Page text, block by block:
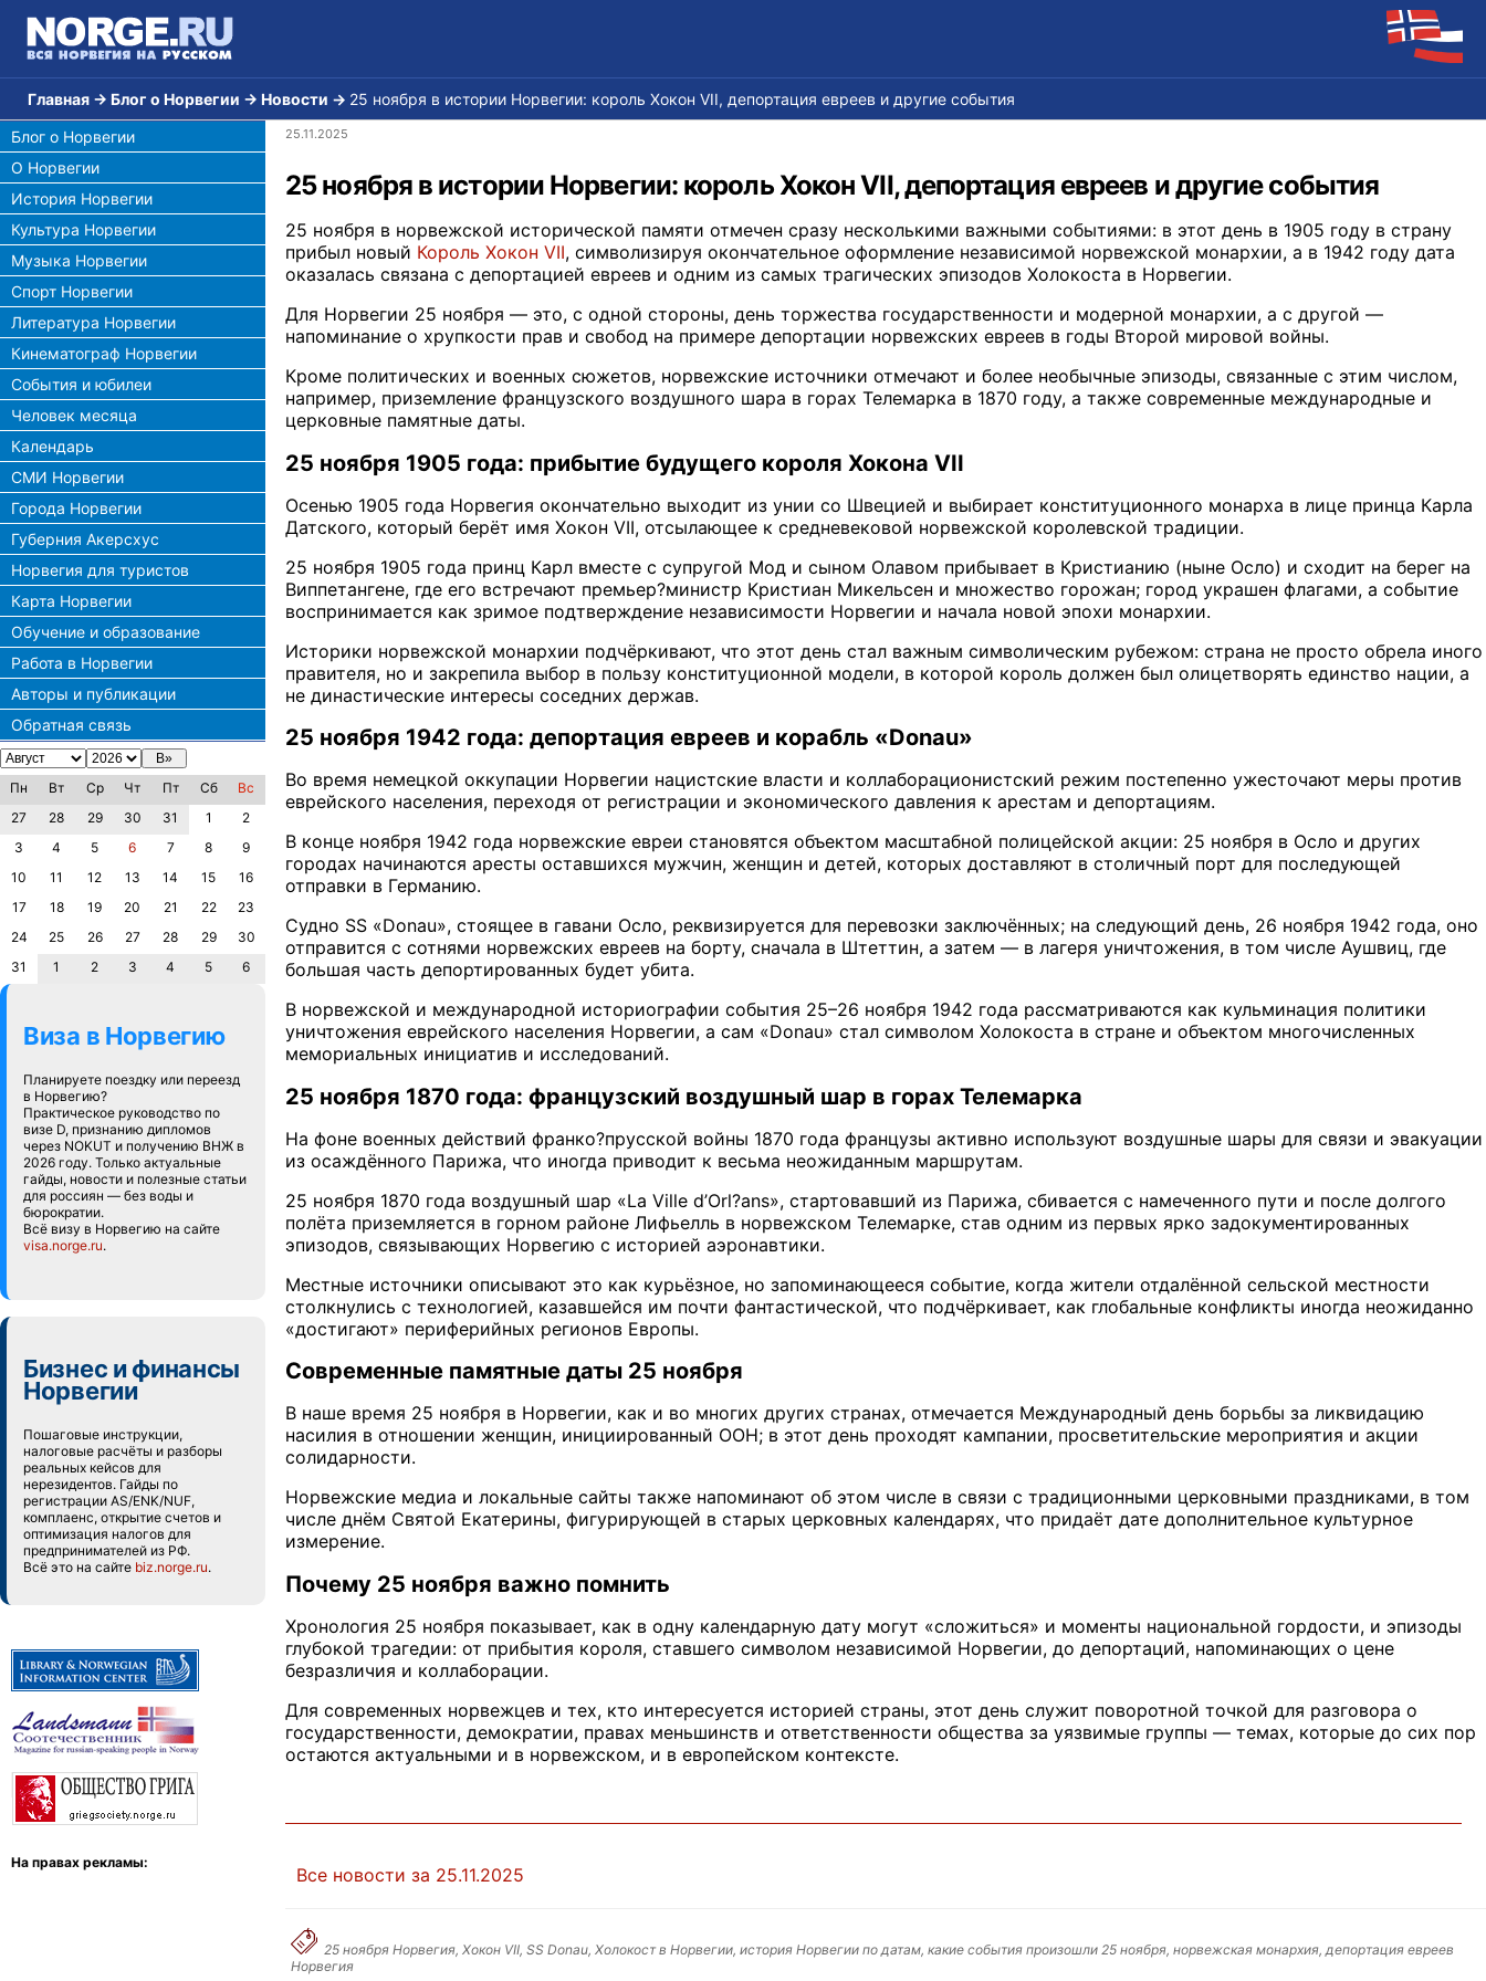
Главная → Блог о Норвегии → Новости → 25 ноября в истории Норвегии: король Хокон VII, депортация евреев и другие события
Блог о Норвегии
О Норвегии
История Норвегии
Культура Норвегии
Музыка Норвегии
Спорт Норвегии
Литература Норвегии
Кинематограф Норвегии
События и юбилеи
Человек месяца
Календарь
СМИ Норвегии
Города Норвегии
Губерния Акерсхус
Норвегия для туристов
Карта Норвегии
Обучение и образование
Работа в Норвегии
Авторы и публикации
Обратная связь
Пн Вт Ср Чт Пт Сб
Вс
27
28 29 30 31 1
2
3
4 5 6 7 8
9
10
11 12 13 14 15
16
17
18 19 20 21 22
23
24
25 26 27 28 29
30
31
1 2 3 4 5 6
Виза в Норвегию
Планируете поездку или переезд
в Норвегию?
Практическое руководство по
визе D, признанию дипломов
через NOKUT и получению ВНЖ в
2026 году. Только актуальные
гайды, новости и полезные статьи
для россиян — без воды и
бюрократии.
Всё визу в Норвегию на сайте
visa.norge.ru.
Бизнес и финансы
Норвегии
Пошаговые инструкции,
налоговые расчёты и разборы
реальных кейсов для
нерезидентов. Гайды по
регистрации AS/ENK/NUF,
комплаенс, открытие счетов и
оптимизация налогов для
предпринимателей из РФ.
Всё это на сайте biz.norge.ru.
На правах рекламы:
25.11.2025
25 ноября в истории Норвегии: король Хокон VII, депортация евреев и другие события
25 ноября в норвежской исторической памяти отмечен сразу несколькими важными событиями: в этот день в 1905 году в страну
прибыл новый Король Хокон VII, символизируя окончательное оформление независимой норвежской монархии, а в 1942 году дата
оказалась связана с депортацией евреев и одним из самых трагических эпизодов Холокоста в Норвегии.
Для Норвегии 25 ноября — это, с одной стороны, день торжества государственности и модерной монархии, а с другой —
напоминание о хрупкости прав и свобод на примере депортации норвежских евреев в годы Второй мировой войны.
Кроме политических и военных сюжетов, норвежские источники отмечают и более необычные эпизоды, связанные с этим числом,
например, приземление французского воздушного шара в горах Телемарка в 1870 году, а также современные международные и
церковные памятные даты.
25 ноября 1905 года: прибытие будущего короля Хокона VII
Осенью 1905 года Норвегия окончательно выходит из унии со Швецией и выбирает конституционного монарха в лице принца Карла
Датского, который берёт имя Хокон VII, отсылающее к средневековой норвежской королевской традиции.
25 ноября 1905 года принц Карл вместе с супругой Мод и сыном Олавом прибывает в Кристианию (ныне Осло) и сходит на берег на
Виппетангене, где его встречают премьер?министр Кристиан Микельсен и множество горожан; город украшен флагами, а событие
воспринимается как зримое подтверждение независимости Норвегии и начала новой эпохи монархии.
Историки норвежской монархии подчёркивают, что этот день стал важным символическим рубежом: страна не просто обрела иного
правителя, но и закрепила выбор в пользу конституционной модели, в которой король должен был олицетворять единство нации, а
не династические интересы соседних держав.
25 ноября 1942 года: депортация евреев и корабль «Donau»
Во время немецкой оккупации Норвегии нацистские власти и коллаборационистский режим постепенно ужесточают меры против
еврейского населения, переходя от регистрации и экономического давления к арестам и депортациям.
В конце ноября 1942 года норвежские евреи становятся объектом масштабной полицейской акции: 25 ноября в Осло и других
городах начинаются аресты оставшихся мужчин, женщин и детей, которых доставляют в столичный порт для последующей
отправки в Германию.
Судно SS «Donau», стоящее в гавани Осло, реквизируется для перевозки заключённых; на следующий день, 26 ноября 1942 года, оно
отправится с сотнями норвежских евреев на борту, сначала в Штеттин, а затем — в лагеря уничтожения, в том числе Аушвиц, где
большая часть депортированных будет убита.
В норвежской и международной историографии события 25–26 ноября 1942 года рассматриваются как кульминация политики
уничтожения еврейского населения Норвегии, а сам «Donau» стал символом Холокоста в стране и объектом многочисленных
мемориальных инициатив и исследований.
25 ноября 1870 года: французский воздушный шар в горах Телемарка
На фоне военных действий франко?прусской войны 1870 года французы активно используют воздушные шары для связи и эвакуации
из осаждённого Парижа, что иногда приводит к весьма неожиданным маршрутам.
25 ноября 1870 года воздушный шар «La Ville d’Orl?ans», стартовавший из Парижа, сбивается с намеченного пути и после долгого
полёта приземляется в горном районе Лифьелль в норвежском Телемарке, став одним из первых ярко задокументированных
эпизодов, связывающих Норвегию с историей аэронавтики.
Местные источники описывают это как курьёзное, но запоминающееся событие, когда жители отдалённой сельской местности
столкнулись с технологией, казавшейся им почти фантастической, что подчёркивает, как глобальные конфликты иногда неожиданно
«достигают» периферийных регионов Европы.
Современные памятные даты 25 ноября
В наше время 25 ноября в Норвегии, как и во многих других странах, отмечается Международный день борьбы за ликвидацию
насилия в отношении женщин, инициированный ООН; в этот день проходят кампании, просветительские мероприятия и акции
солидарности.
Норвежские медиа и локальные сайты также напоминают об этом числе в связи с традиционными церковными праздниками, в том
числе днём Святой Екатерины, фигурирующей в старых церковных календарях, что придаёт дате дополнительное культурное
измерение.
Почему 25 ноября важно помнить
Хронология 25 ноября показывает, как в одну календарную дату могут «сложиться» и моменты национальной гордости, и эпизоды
глубокой трагедии: от прибытия короля, ставшего символом независимой Норвегии, до депортаций, напоминающих о цене
безразличия и коллаборации.
Для современных норвежцев и тех, кто интересуется историей страны, этот день служит поворотной точкой для разговора о
государственности, демократии, правах меньшинств и ответственности общества за уязвимые группы — темах, которые до сих пор
остаются актуальными и в норвежском, и в европейском контексте.
Все новости за 25.11.2025
25 ноября Норвегия, Хокон VII, SS Donau, Холокост в Норвегии, история Норвегии по датам, какие события произошли 25 ноября, норвежская монархия, депортация евреев
Норвегия